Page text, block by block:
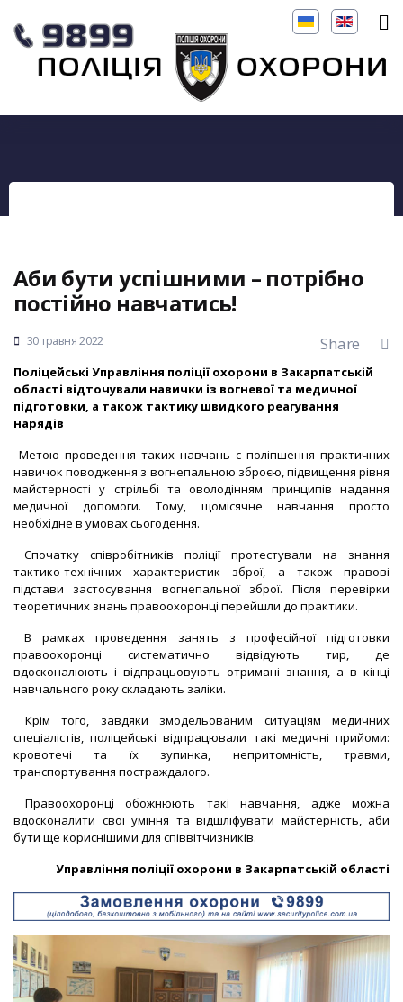
Аби бути успішними – потрібно
постійно навчатись!
30 травня 2022 Share
Поліцейські Управління поліції охорони в Закарпатській
області відточували навички із вогневої та медичної
підготовки, а також тактику швидкого реагування
нарядів
Метою проведення таких навчань є поліпшення практичних
навичок поводження з вогнепальною зброєю, підвищення рівня
майстерності у стрільбі та оволодінням принципів надання
медичної допомоги. Тому, щомісячне навчання просто
необхідне в умовах сьогодення.
Спочатку співробітників поліції протестували на знання
тактико-технічних характеристик зброї, а також правові
підстави застосування вогнепальної зброї. Після перевірки
теоретичних знань правоохоронці перейшли до практики.
В рамках проведення занять з професійної підготовки
правоохоронці систематично відвідують тир, де
вдосконалюють і відпрацьовують отримані знання, а в кінці
навчального року складають заліки.
Крім того, завдяки змодельованим ситуаціям медичних
спеціалістів, поліцейські відпрацювали такі медичні прийоми:
кровотечі та їх зупинка, непритомність, травми,
транспортування постраждалого.
Правоохоронці обожнюють такі навчання, адже можна
вдосконалити свої уміння та відшліфувати майстерність, аби
бути ще кориснішими для співвітчизників.
Управління поліції охорони в Закарпатській області